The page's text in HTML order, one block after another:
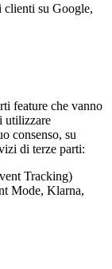
clienti su Google,
feature che vanno
utilizzare
consenso, su
di terze parti:
Tracking)
Mode, Klarna,